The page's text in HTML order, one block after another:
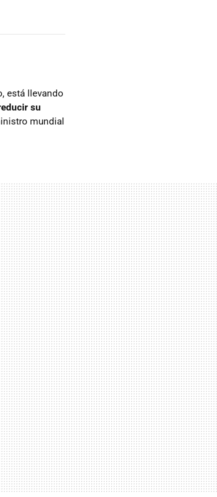
está llevando
su
mundial